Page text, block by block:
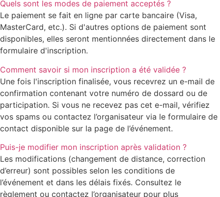
Quels sont les modes de paiement acceptés ?
Le paiement se fait en ligne par carte bancaire (Visa,
MasterCard, etc.). Si d'autres options de paiement sont
disponibles, elles seront mentionnées directement dans le
formulaire d'inscription.
Comment savoir si mon inscription a été validée ?
Une fois l'inscription finalisée, vous recevrez un e-mail de
confirmation contenant votre numéro de dossard ou de
participation. Si vous ne recevez pas cet e-mail, vérifiez
vos spams ou contactez l’organisateur via le formulaire de
contact disponible sur la page de l’événement.
Puis-je modifier mon inscription après validation ?
Les modifications (changement de distance, correction
d’erreur) sont possibles selon les conditions de
l’événement et dans les délais fixés. Consultez le
règlement ou contactez l’organisateur pour plus